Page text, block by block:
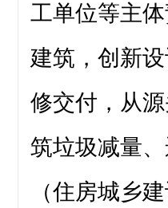
工单位等主
建筑，创新
修交付，从
筑垃圾减量
（住房城乡